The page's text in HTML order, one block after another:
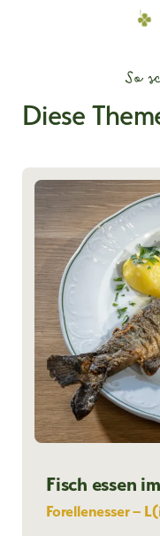
So
Diese
Fisch essen
Forellenesser –